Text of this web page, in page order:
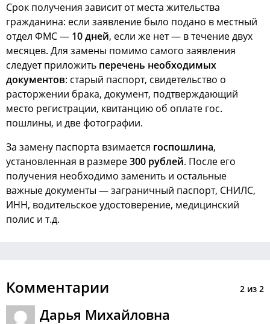
Срок получения зависит от места жительства
гражданина: если заявление было подано в местный
отдел ФМС — 10 дней, если же нет — в течение двух
месяцев. Для замены помимо самого заявления
следует приложить перечень необходимых
документов: старый паспорт, свидетельство о
расторжении брака, документ, подтверждающий
место регистрации, квитанцию об оплате гос.
пошлины, и две фотографии.
За замену паспорта взимается госпошлина,
установленная в размере300 рублей. После его
получения необходимо заменить и остальные
важные документы — заграничный паспорт, СНИЛС,
ИНН, водительское удостоверение, медицинский
полис и т.д.
Комментарии 2 из 2
Дарья Михайловна